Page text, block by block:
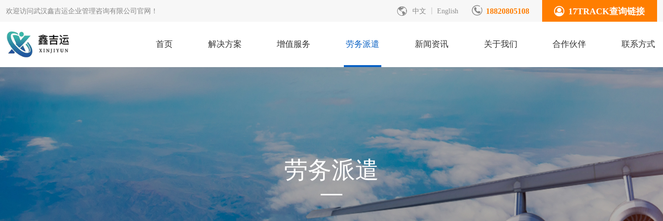
欢迎访问武汉鑫吉运企业管理咨询有限公司官网！ 中文 English 18820805108 17TRACK查询链接
首页 解决方案 增值服务 劳务派遣 新闻资讯 关于我们 合作伙伴 联系方式
劳务派遣